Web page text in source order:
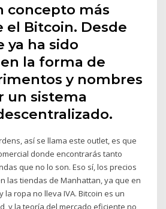
concepto más
el Bitcoin. Desde
ya ha sido
la forma de
y nombres
un sistema
así se llama este outlet, es que
donde encontrarás tanto
que no lo son. Eso sí, los precios
las tiendas de Manhattan, ya que en
la ropa no lleva IVA. Bitcoin es un
y la teoría del mercado eficiente no